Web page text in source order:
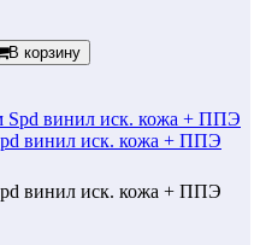
В корзину
винил иск. кожа + ППЭ
винил иск. кожа + ППЭ